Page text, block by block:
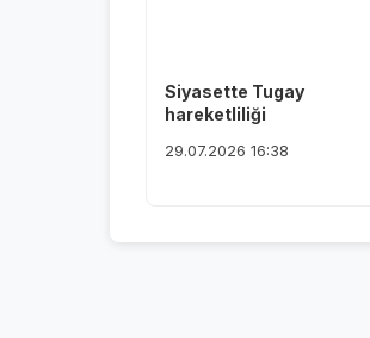
Siyasette Tugay
hareketliliği
29.07.2026 16:38